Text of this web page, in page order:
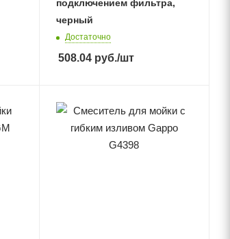
подключением фильтра,
черный
Достаточно
508.04руб./шт